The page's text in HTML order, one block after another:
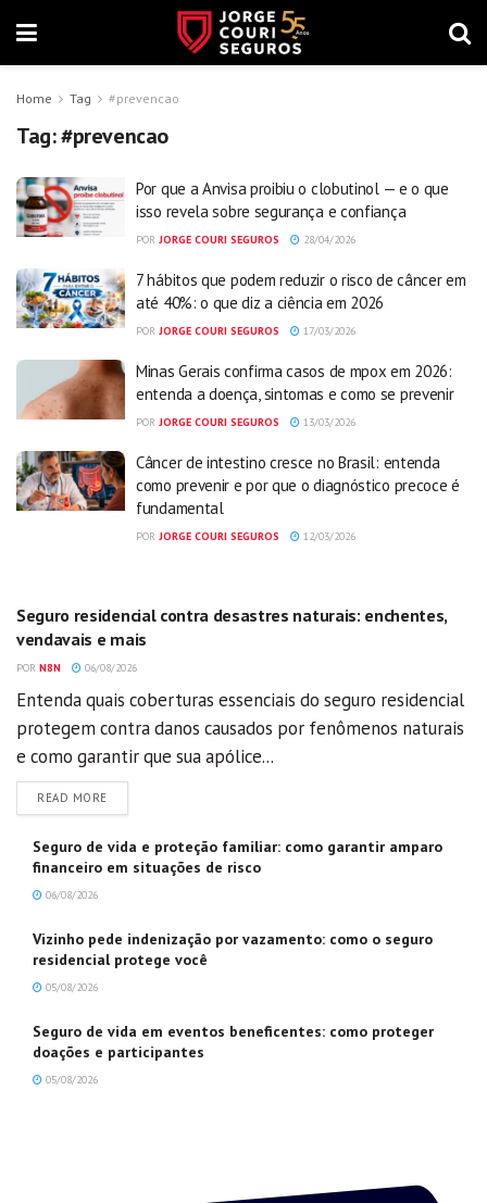
Home Tag #prevencao
Tag:#prevencao
Por que a Anvisa proibiu o clobutinol — e o que
isso revela sobre segurança e confiança
POR JORGE COURI SEGUROS 28/04/2026
7 hábitos que podem reduzir o risco de câncer em
até 40%: o que diz a ciência em 2026
POR JORGE COURI SEGUROS 17/03/2026
Minas Gerais confirma casos de mpox em 2026:
entenda a doença, sintomas e como se prevenir
POR JORGE COURI SEGUROS 13/03/2026
Câncer de intestino cresce no Brasil: entenda
como prevenir e por que o diagnóstico precoce é
fundamental
POR JORGE COURI SEGUROS 12/03/2026
Seguro residencial contra desastres naturais: enchentes,
vendavais e mais
POR N8N 06/08/2026
Entenda quais coberturas essenciais do seguro residencial
protegem contra danos causados por fenômenos naturais
e como garantir que sua apólice...
READ MOREDETAILS
Seguro de vida e proteção familiar: como garantir amparo
financeiro em situações de risco
06/08/2026
Vizinho pede indenização por vazamento: como o seguro
residencial protege você
05/08/2026
Seguro de vida em eventos beneficentes: como proteger
doações e participantes
05/08/2026